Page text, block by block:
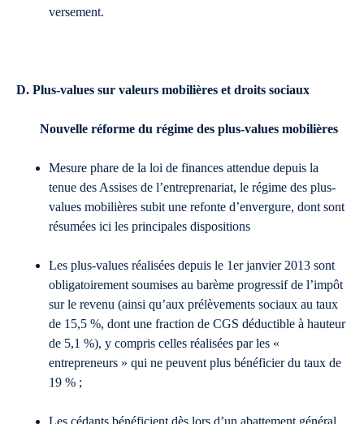
versement.
D. Plus-values sur valeurs mobilières et droits sociaux
Nouvelle réforme du régime des plus-values mobilières
Mesure phare de la loi de finances attendue depuis la
tenue des Assises de l’entreprenariat, le régime des plus-
values mobilières subit une refonte d’envergure, dont sont
résumées ici les principales dispositions
Les plus-values réalisées depuis le 1er janvier 2013 sont
obligatoirement soumises au barème progressif de l’impôt
sur le revenu (ainsi qu’aux prélèvements sociaux au taux
de 15,5 %, dont une fraction de CGS déductible à hauteur
de 5,1 %), y compris celles réalisées par les «
entrepreneurs » qui ne peuvent plus bénéficier du taux de
19 % ;
Les cédants bénéficient dès lors d’un abattement général